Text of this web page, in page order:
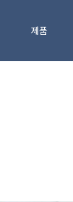
제품